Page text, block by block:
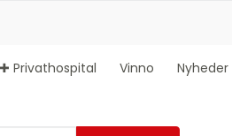
✚ Privathospital Vinno Nyheder